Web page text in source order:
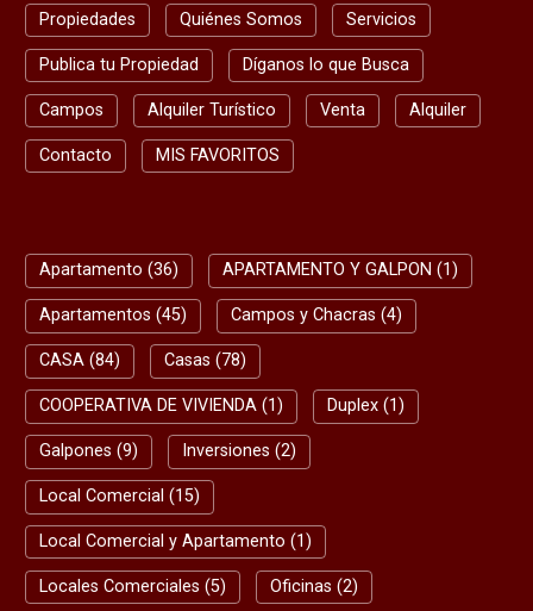
Propiedades Quiénes Somos Servicios
Publica tu Propiedad Díganos lo que Busca
Campos Alquiler Turístico Venta Alquiler
Contacto MIS FAVORITOS
Apartamento (36) APARTAMENTO Y GALPON (1)
Apartamentos (45) Campos y Chacras (4)
CASA (84) Casas (78)
COOPERATIVA DE VIVIENDA (1) Duplex (1)
Galpones (9) Inversiones (2)
Local Comercial (15)
Local Comercial y Apartamento (1)
Locales Comerciales (5) Oficinas (2)